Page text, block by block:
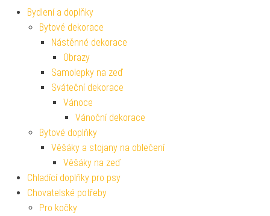
Bydlení a doplňky
Bytové dekorace
Nástěnné dekorace
Obrazy
Samolepky na zeď
Sváteční dekorace
Vánoce
Vánoční dekorace
Bytové doplňky
Věšáky a stojany na oblečení
Věšáky na zeď
Chladící doplňky pro psy
Chovatelské potřeby
Pro kočky